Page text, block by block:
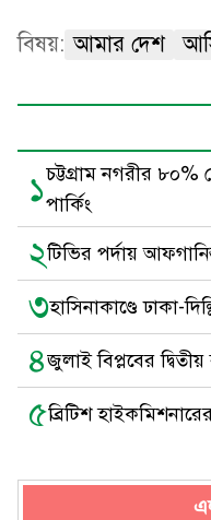
বিষয়: আমার দেশ
১চট্টগ্রাম নগরীর
পার্কিং
২টিভির পর্দায়
৩হাসিনাকাণ্ডে ঢাকা-
৪জুলাই বিপ্লবের
৫ব্রিটিশ